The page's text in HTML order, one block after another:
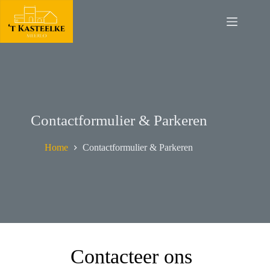
Contactformulier & Parkeren
Home Contactformulier & Parkeren
Contacteer ons